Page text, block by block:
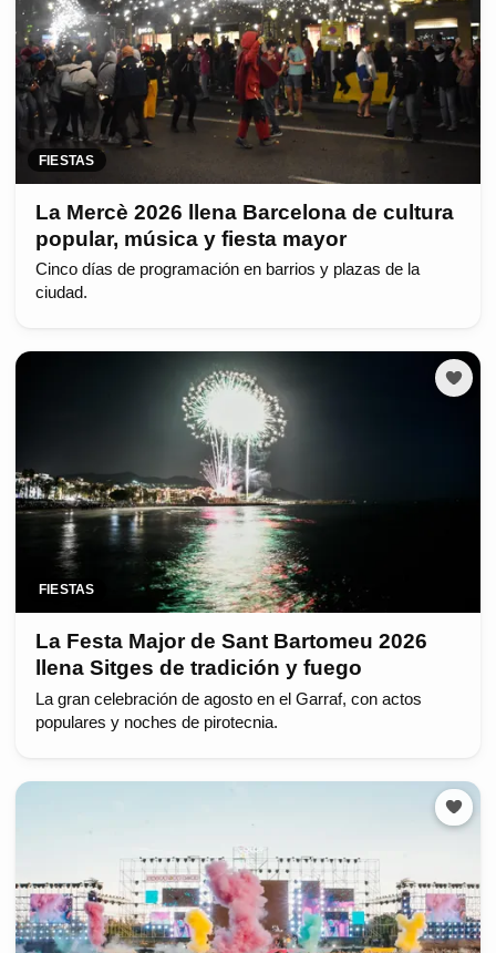
FIESTAS
La Mercè 2026 llena Barcelona de cultura
popular, música y fiesta mayor
Cinco días de programación en barrios y plazas de la
ciudad.
FIESTAS
La Festa Major de Sant Bartomeu 2026
llena Sitges de tradición y fuego
La gran celebración de agosto en el Garraf, con actos
populares y noches de pirotecnia.